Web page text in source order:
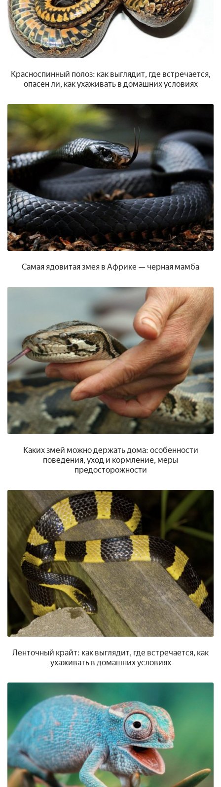
Красноспинный полоз: как выглядит, где встречается,
опасен ли, как ухаживать в домашних условиях
Самая ядовитая змея в Африке — черная мамба
Каких змей можно держать дома: особенности
поведения, уход и кормление, меры
предосторожности
Ленточный крайт: как выглядит, где встречается, как
ухаживать в домашних условиях